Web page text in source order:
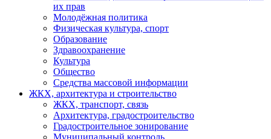
их прав
Молодёжная политика
Физическая культура, спорт
Образование
Здравоохранение
Культура
Общество
Средства массовой информации
ЖКХ, архитектура и строительство
ЖКХ, транспорт, связь
Архитектура, градостроительство
Градостроительное зонирование
Муниципальный контроль